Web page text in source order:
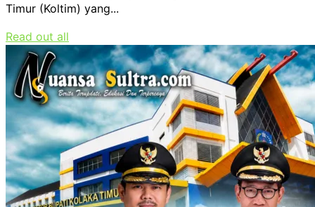
Timur (Koltim) yang...
Read out all